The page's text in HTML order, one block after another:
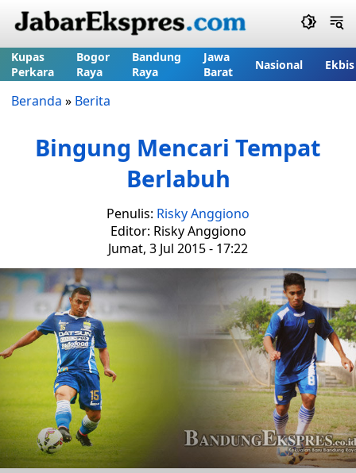
Kupas
Perkara
Bogor
Raya
Bandung
Raya
Jawa
Barat
Nasional Ekbis
Beranda » Berita
Bingung Mencari Tempat
Berlabuh
Penulis: Risky Anggiono
Editor: Risky Anggiono
Jumat, 3 Jul 2015 - 17:22